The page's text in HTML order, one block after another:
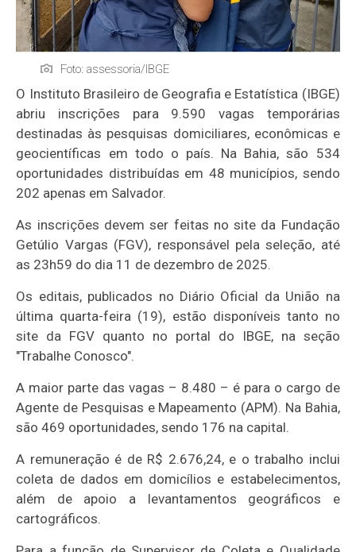
Foto: assessoria/IBGE
O Instituto Brasileiro de Geografia e Estatística (IBGE)
abriu inscrições para 9.590 vagas temporárias
destinadas às pesquisas domiciliares, econômicas e
geocientíficas em todo o país. Na Bahia, são 534
oportunidades distribuídas em 48 municípios, sendo
202 apenas em Salvador.
As inscrições devem ser feitas no site da Fundação
Getúlio Vargas (FGV), responsável pela seleção, até
as 23h59 do dia 11 de dezembro de 2025.
Os editais, publicados no Diário Oficial da União na
última quarta-feira (19), estão disponíveis tanto no
site da FGV quanto no portal do IBGE, na seção
"Trabalhe Conosco".
A maior parte das vagas – 8.480 – é para o cargo de
Agente de Pesquisas e Mapeamento (APM). Na Bahia,
são 469 oportunidades, sendo 176 na capital.
A remuneração é de R$ 2.676,24, e o trabalho inclui
coleta de dados em domicílios e estabelecimentos,
além de apoio a levantamentos geográficos e
cartográficos.